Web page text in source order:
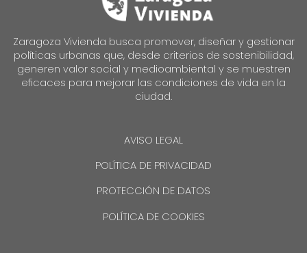
Zaragoza Vivienda busca promover, diseñar y gestionar
políticas urbanas que, desde criterios de sostenibilidad,
generen valor social y medioambiental y se muestren
eficaces para mejorar las condiciones de vida en la
ciudad.
AVISO LEGAL
POLÍTICA DE PRIVACIDAD
PROTECCIÓN DE DATOS
POLÍTICA DE COOKIES